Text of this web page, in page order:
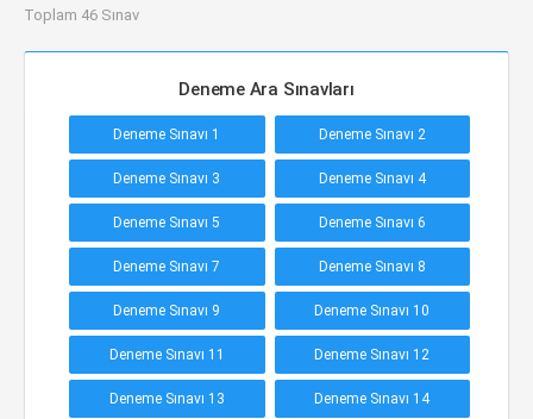
Toplam 46 Sınav
Deneme Ara Sınavları
Deneme Sınavı 1 Deneme Sınavı 2
Deneme Sınavı 3 Deneme Sınavı 4
Deneme Sınavı 5 Deneme Sınavı 6
Deneme Sınavı 7 Deneme Sınavı 8
Deneme Sınavı 9 Deneme Sınavı 10
Deneme Sınavı 11 Deneme Sınavı 12
Deneme Sınavı 13 Deneme Sınavı 14